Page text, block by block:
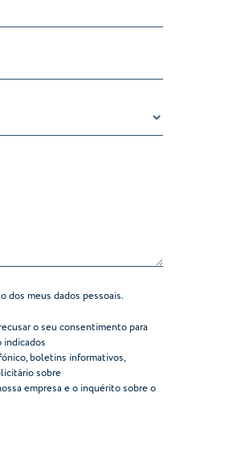
dos meus dados pessoais.
o seu consentimento para
indicados
boletins informativos,
sobre
empresa e o inquérito sobre o